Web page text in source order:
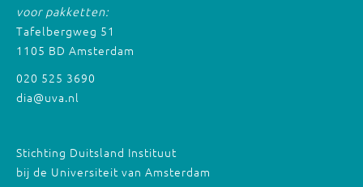
voor pakketten:
Tafelbergweg 51
1105 BD Amsterdam
020 525 3690
dia@uva.nl
Stichting Duitsland Instituut
bij de Universiteit van Amsterdam